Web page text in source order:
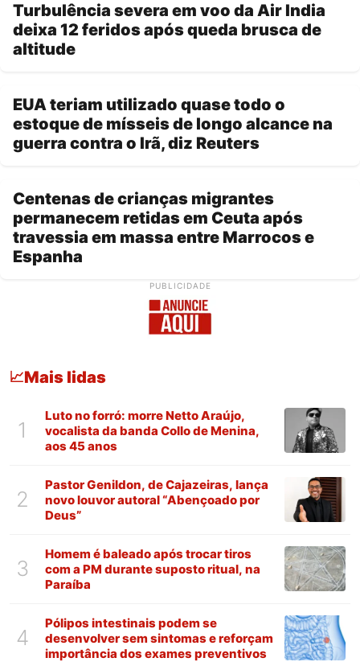
Turbulência severa em voo da Air India
deixa 12 feridos após queda brusca de
altitude
EUA teriam utilizado quase todo o
estoque de mísseis de longo alcance na
guerra contra o Irã, diz Reuters
Centenas de crianças migrantes
permanecem retidas em Ceuta após
travessia em massa entre Marrocos e
Espanha
PUBLICIDADE
📈Mais lidas
1
Luto no forró: morre Netto Araújo,
vocalista da banda Collo de Menina,
aos 45 anos
2
Pastor Genildon, de Cajazeiras, lança
novo louvor autoral “Abençoado por
Deus”
3
Homem é baleado após trocar tiros
com a PM durante suposto ritual, na
Paraíba
4
Pólipos intestinais podem se
desenvolver sem sintomas e reforçam
importância dos exames preventivos